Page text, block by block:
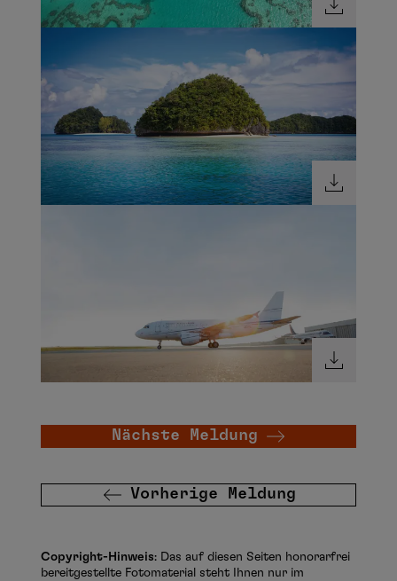
Vorherige Meldung
Nächste Meldung
Copyright-Hinweis: Das auf diesen Seiten honorarfrei
bereitgestellte Fotomaterial steht Ihnen nur im